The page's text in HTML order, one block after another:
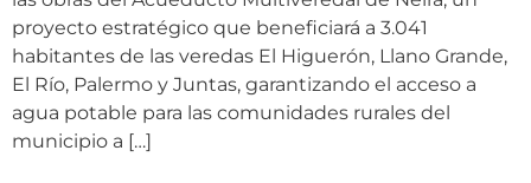
proyecto estratégico que beneficiará a 3.041
habitantes de las veredas El Higuerón, Llano Grande,
El Río, Palermo y Juntas, garantizando el acceso a
agua potable para las comunidades rurales del
municipio a […]